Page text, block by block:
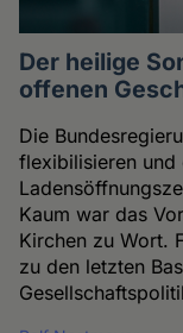
Der heilige
offenen
Die
flexibilisieren und
Kaum war das
Kirchen zu Wort.
zu den letzten